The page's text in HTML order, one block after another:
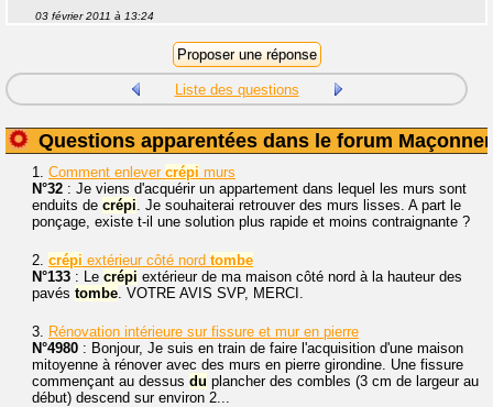
03 février 2011 à 13:24
Liste des questions
Questions apparentées dans le forum
1. Comment enlever crépi murs
N°32 : Je viens d'acquérir un appartement dans lequel les murs sont
enduits de crépi. Je souhaiterai retrouver des murs lisses. A part le
ponçage, existe t-il une solution plus rapide et moins contraignante ?
2. crépi extérieur côté nord tombe
N°133 : Le crépi extérieur de ma maison côté nord à la hauteur des
pavés tombe. VOTRE AVIS SVP, MERCI.
3. Rénovation intérieure sur fissure et mur en pierre
N°4980 : Bonjour, Je suis en train de faire l'acquisition d'une maison
mitoyenne à rénover avec des murs en pierre girondine. Une fissure
commençant au dessus du plancher des combles (3 cm de largeur au
début) descend sur environ 2...